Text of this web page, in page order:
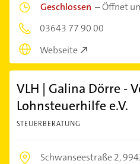
Geschlossen –Öffnet
03643 77 90 00
Webseite
VLH | Galina Dörre -
Lohnsteuerhilfe e.V.
STEUERBERATUNG
Schwanseestraße 2,